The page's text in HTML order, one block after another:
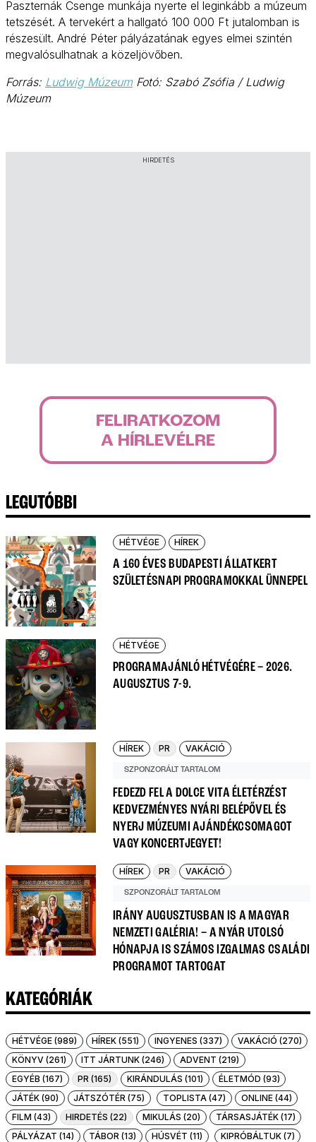
Paszternák Csenge munkája nyerte el leginkább a múzeum
tetszését. A tervekért a hallgató 100 000 Ft jutalomban is
részesült. André Péter pályázatának egyes elmei szintén
megvalósulhatnak a közeljövőben.
Forrás: Ludwig Múzeum Fotó: Szabó Zsófia / Ludwig
Múzeum
HIRDETÉS
FELIRATKOZOM
A HÍRLEVÉLRE
LEGUTÓBBI
HÉTVÉGE HÍREK
A 160 ÉVES BUDAPESTI ÁLLATKERT
SZÜLETÉSNAPI PROGRAMOKKAL ÜNNEPEL
HÉTVÉGE
PROGRAMAJÁNLÓ HÉTVÉGÉRE – 2026.
AUGUSZTUS 7-9.
HÍREK PR VAKÁCIÓ
SZPONZORÁLT TARTALOM
FEDEZD FEL A DOLCE VITA ÉLETÉRZÉST
KEDVEZMÉNYES NYÁRI BELÉPŐVEL ÉS
NYERJ MÚZEUMI AJÁNDÉKCSOMAGOT
VAGY KONCERTJEGYET!
HÍREK PR VAKÁCIÓ
SZPONZORÁLT TARTALOM
IRÁNY AUGUSZTUSBAN IS A MAGYAR
NEMZETI GALÉRIA! – A NYÁR UTOLSÓ
HÓNAPJA IS SZÁMOS IZGALMAS CSALÁDI
PROGRAMOT TARTOGAT
KATEGÓRIÁK
HÉTVÉGE (989) HÍREK (551) INGYENES (337)
VAKÁCIÓ (270)
KÖNYV (261)
ITT JÁRTUNK (246)
ADVENT (219)
EGYÉB (167)
PR (165) KIRÁNDULÁS (101)
ÉLETMÓD (93)
JÁTÉK (90)
JÁTSZÓTÉR (75) TOPLISTA (47)
ONLINE (44)
FILM (43)
HIRDETÉS (22) MIKULÁS (20)
TÁRSASJÁTÉK (17)
PÁLYÁZAT (14)
TÁBOR (13) HÚSVÉT (11)
KIPRÓBÁLTUK (7)